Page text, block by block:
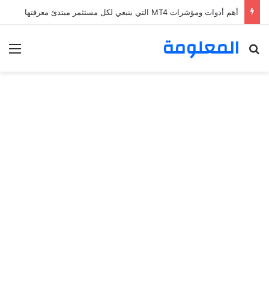
أهم أدوات ومؤشرات MT4 التي ينبغي لكل مستثمر مبتدئ معرفتها
المعلومة
بحث عن